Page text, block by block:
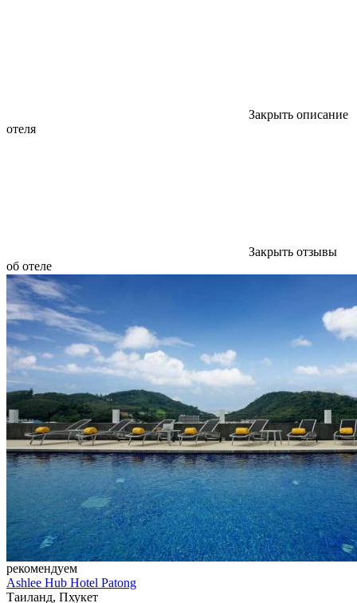
Закрыть описание
отеля
Закрыть отзывы
об отеле
рекомендуем
Ashlee Hub Hotel Patong
Таиланд, Пхукет